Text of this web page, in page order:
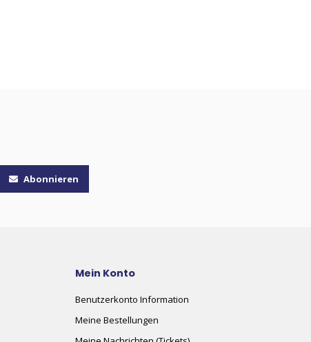
Abonnieren
Mein Konto
Benutzerkonto Information
Meine Bestellungen